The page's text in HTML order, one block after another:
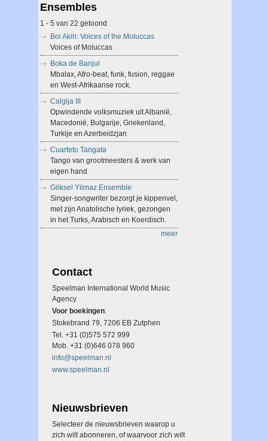
Ensembles
1 - 5 van 22 getoond
Boi Akih: Voices of the Moluccas
Voices of Moluccas
Boka de Banjul
Mbalax, Afro-beat, funk, fusion, reggae
en West-Afrikaanse rock.
Calgija III
Opwindende volksmuziek uit Albanië,
Macedonië, Bulgarije, Griekenland,
Turkije en Azerbeidzjan
Cuarteto Tangata
Tango van grootmeesters & werk van
eigen hand
Göksel Yilmaz Ensemble
Singer-songwriter bezorgt je kippenvel,
met zijn Anatolische lyriek, gezongen
in het Turks, Arabisch en Koerdisch.
meer
Contact
Speelman International World Music
Agency
Voor boekingen:
Stokebrand 79, 7206 EB Zutphen
Tel. +31 (0)575 572 999
Mob. +31 (0)646 078 960
info@speelman.nl
www.speelman.nl
Nieuwsbrieven
Selecteer de nieuwsbrieven waarop u
zich wilt abonneren, of waarvoor zich wilt